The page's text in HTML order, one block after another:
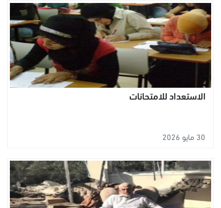
الاستعداد للامتحانات
30 مايو 2026